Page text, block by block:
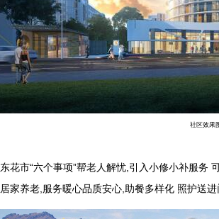
社区效果
东花市“六个事项”帮老人解忧,引入小修小补服务
居家养老,服务暖心品质安心,助餐多样化 照护送进